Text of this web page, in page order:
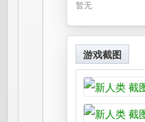
暂无
游戏截图